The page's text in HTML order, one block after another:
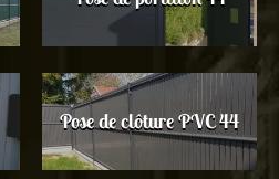
Pose de clôture PVC 44